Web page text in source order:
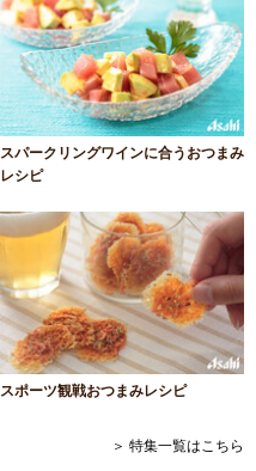
スパークリングワインに合うおつまみ
レシピ
スポーツ観戦おつまみレシピ
＞ 特集一覧はこちら